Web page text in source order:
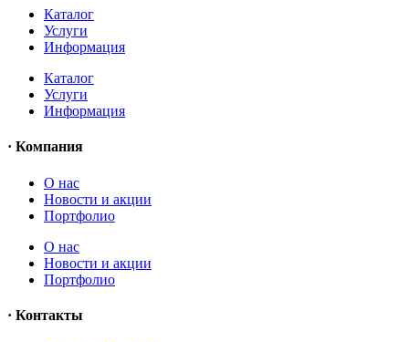
Каталог
Услуги
Информация
Каталог
Услуги
Информация
· Компания
O нас
Новости и акции
Портфолио
O нас
Новости и акции
Портфолио
· Контакты